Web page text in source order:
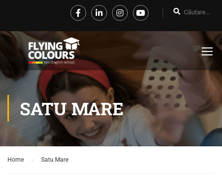
SATU MARE
Home Satu Mare